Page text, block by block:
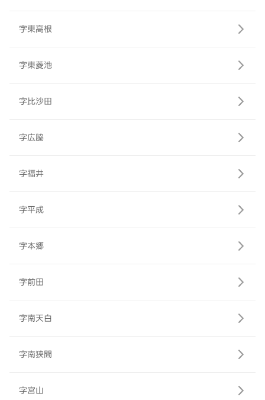
字東高根
字東菱池
字比沙田
字広脇
字福井
字平成
字本郷
字前田
字南天白
字南狭間
字宮山